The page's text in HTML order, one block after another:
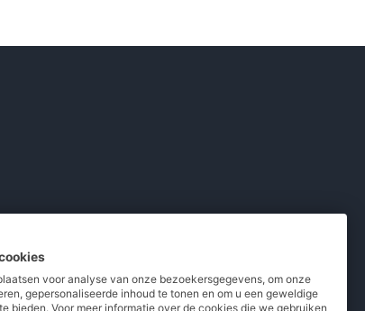
voor analyse van onze bezoekersgegevens, om onze
gepersonaliseerde inhoud te tonen en om u een geweldige
bieden. Voor meer informatie over de cookies die we gebruiken